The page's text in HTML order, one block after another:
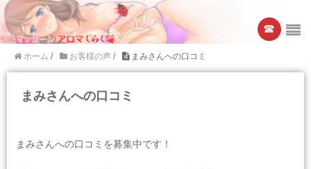
☎︎
ホーム / お客様の声 / まみさんへの口コミ
まみさんへの口コミ
まみさんへの口コミを募集中です！